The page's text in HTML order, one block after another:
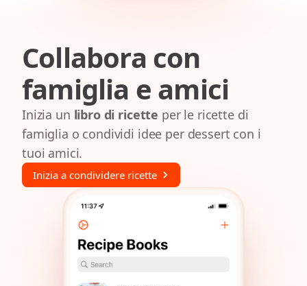
Collabora con
famiglia e amici
Inizia un libro di ricette per le ricette di
famiglia o condividi idee per dessert con i
tuoi amici.
Inizia a condividere ricette